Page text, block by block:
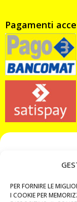
PER FORNIRE LE
I COOKIE PER
Pagamenti
349 3863811